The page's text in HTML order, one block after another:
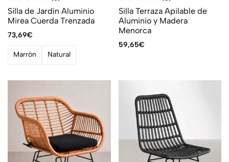
Silla de Jardín Aluminio
Mirea Cuerda Trenzada
73,69€
Marrón Natural
Silla Terraza Apilable de
Aluminio y Madera
Menorca
59,65€